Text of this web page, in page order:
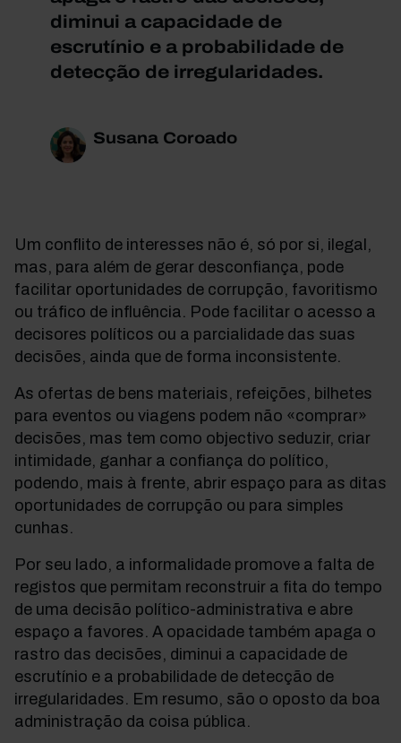
diminui a capacidade de
escrutínio e a probabilidade de
detecção de irregularidades.
Susana Coroado
Um conflito de interesses não é, só por si, ilegal,
mas, para além de gerar desconfiança, pode
facilitar oportunidades de corrupção, favoritismo
ou tráfico de influência. Pode facilitar o acesso a
decisores políticos ou a parcialidade das suas
decisões, ainda que de forma inconsistente.
As ofertas de bens materiais, refeições, bilhetes
para eventos ou viagens podem não «comprar»
decisões, mas tem como objectivo seduzir, criar
intimidade, ganhar a confiança do político,
podendo, mais à frente, abrir espaço para as ditas
oportunidades de corrupção ou para simples
cunhas.
Por seu lado, a informalidade promove a falta de
registos que permitam reconstruir a fita do tempo
de uma decisão político-administrativa e abre
espaço a favores. A opacidade também apaga o
rastro das decisões, diminui a capacidade de
escrutínio e a probabilidade de detecção de
irregularidades. Em resumo, são o oposto da boa
administração da coisa pública.